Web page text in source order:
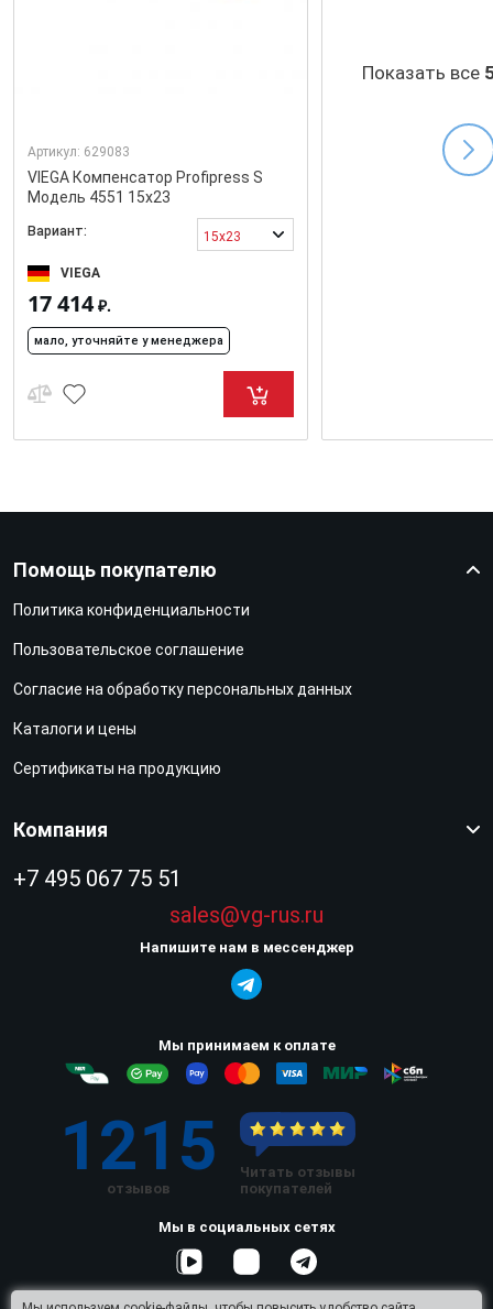
Артикул: 629083
VIEGA Компенсатор Profipress S
Модель 4551 15x23
Вариант: 15x23
VIEGA
17 414₽.
мало, уточняйте у менеджера
Показать все
Помощь покупателю
Политика конфиденциальности
Пользовательское соглашение
Согласие на обработку персональных данных
Каталоги и цены
Сертификаты на продукцию
Компания
+7 495 067 75 51
sales@vg-rus.ru
Напишите нам в мессенджер
Мы принимаем к оплате
1215
отзывов
Читать отзывы
покупателей
Мы в социальных сетях